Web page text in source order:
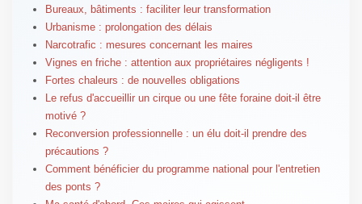
Bureaux, bâtiments : faciliter leur transformation
Urbanisme : prolongation des délais
Narcotrafic : mesures concernant les maires
Vignes en friche : attention aux propriétaires négligents !
Fortes chaleurs : de nouvelles obligations
Le refus d'accueillir un cirque ou une fête foraine doit-il être
motivé ?
Reconversion professionnelle : un élu doit-il prendre des
précautions ?
Comment bénéficier du programme national pour l'entretien
des ponts ?